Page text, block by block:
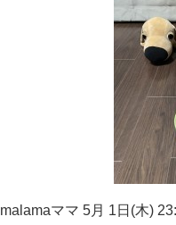
malamaママ 5月 1日(木)